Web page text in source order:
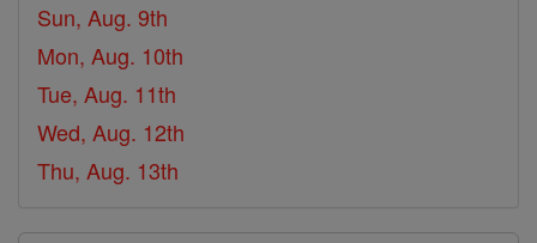
Sun, Aug. 9th
Mon, Aug. 10th
Tue, Aug. 11th
Wed, Aug. 12th
Thu, Aug. 13th